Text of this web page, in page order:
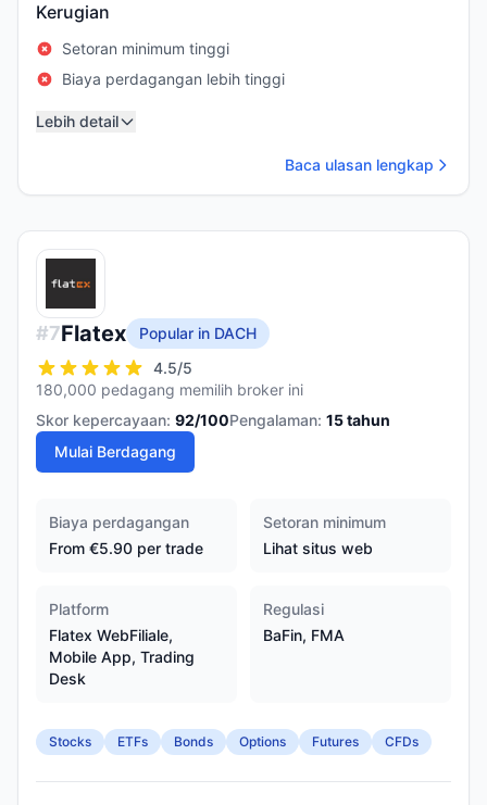
Kerugian
Setoran minimum tinggi
Biaya perdagangan lebih tinggi
Lebih detail
Baca ulasan lengkap
#7Flatex
Popular in DACH
4.5/5
180,000 pedagang memilih broker ini
Skor kepercayaan: 92/100Pengalaman: 15tahun
Mulai Berdagang
Biaya perdagangan
From €5.90 per trade
Setoran minimum
Lihat situs web
Platform
Flatex WebFiliale,
Mobile App, Trading
Desk
Regulasi
BaFin, FMA
Stocks ETFs Bonds Options Futures CFDs